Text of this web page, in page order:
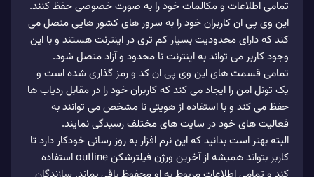
تمامی اطلاعات و مکالمات خود را به صورت خصوصی حفظ کنند.
این وی پی ان کاربران خود را به سرور های کشور هایی متصل می
کند که دارای محدودیت بسیار کم تری در اینترنت هستند و با این
وجود کاربر می تواند به اینترنت نا محدود و آزاد متصل شود.
تمامی قسمت های این وی پی ان کد و رمز گذاری شده است و
یک تونل امن را ایجاد می کند که کاربران خود را در مقابل ردیاب ها
حفظ می کند و با استفاده از هویتی نا مشخص می توانند به
فعالیت های خود در سایت های مختلف رسیدگی نمایند.
البته بهتر است بدانید که این نرم افزار به روز رسانی خودکار دارد تا
کاربر بتواند همیشه از آخرین ورژن فیلترشکن outline استفاده